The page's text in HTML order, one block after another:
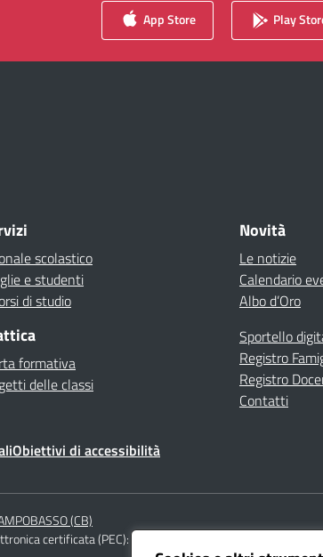
App Store Play
scolastico
e studenti
di studio
formativa
delle classi
Novità
Le notizie
Calendario
Albo d’Oro
Sportello
Registro
Registro
Contatti
Obiettivi di accessibilità
(CB)
certificata (PEC):cbpm040008@pec.istruzione.it